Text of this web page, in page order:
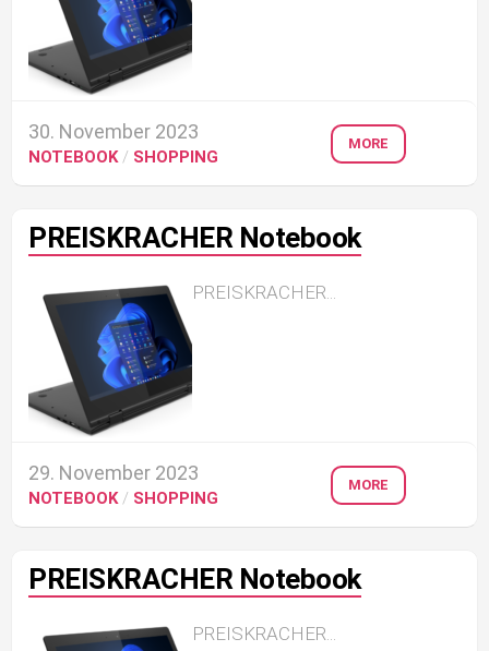
30. November 2023
NOTEBOOK/ SHOPPING
MORE
PREISKRACHER Notebook
PREISKRACHER...
29. November 2023
NOTEBOOK/ SHOPPING
MORE
PREISKRACHER Notebook
PREISKRACHER...